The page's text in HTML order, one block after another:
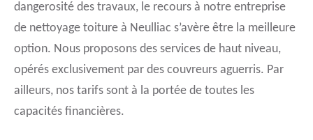
dangerosité des travaux, le recours à notre entreprise
de nettoyage toiture à Neulliac s’avère être la meilleure
option. Nous proposons des services de haut niveau,
opérés exclusivement par des couvreurs aguerris. Par
ailleurs, nos tarifs sont à la portée de toutes les
capacités financières.